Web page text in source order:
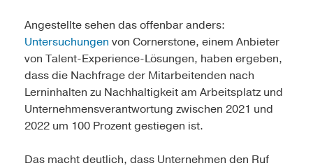
Angestellte sehen das offenbar anders:
Untersuchungen von Cornerstone, einem Anbieter
von Talent-Experience-Lösungen, haben ergeben,
dass die Nachfrage der Mitarbeitenden nach
Lerninhalten zu Nachhaltigkeit am Arbeitsplatz und
Unternehmensverantwortung zwischen 2021 und
2022 um 100 Prozent gestiegen ist.
Das macht deutlich, dass Unternehmen den Ruf